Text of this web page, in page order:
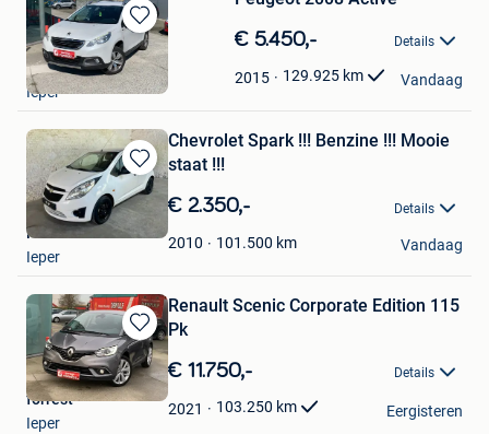
Bewaren
in
Mijn
Favorieten
€ 5.450,- Details
2015 129.925 km
forrest
Ieper
Vandaag
Bewaren
in
Mijn
Favorieten
Chevrolet Spark !!! Benzine !!! Mooie
staat !!!
€ 2.350,- Details
2010 101.500 km
Karen
Ieper
Vandaag
Bewaren
in
Mijn
Favorieten
Renault Scenic Corporate Edition 115
Pk
€ 11.750,- Details
2021 103.250 km
forrest
Ieper
Eergisteren